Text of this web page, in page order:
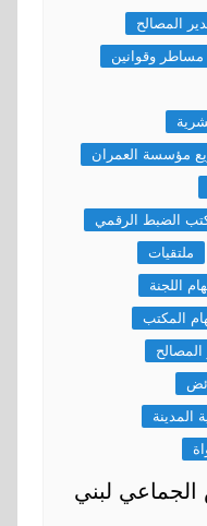
المصالح
مساطر وقوانين
مؤسسة العمران
الضبط الرقمي
ملتقيات
اللجنة
المكتب
المدينة
الجماعي لبني